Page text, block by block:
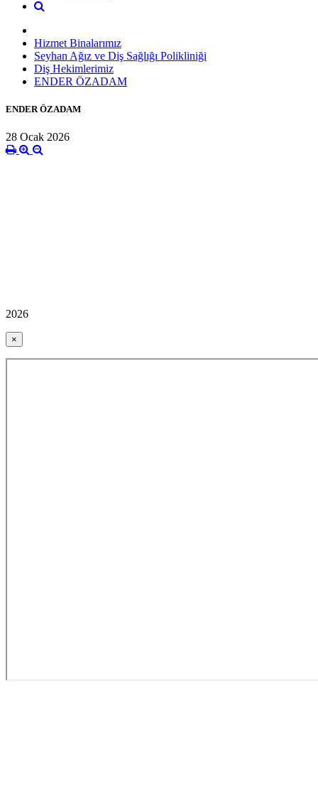
Hizmet Binalarımız
Seyhan Ağız ve Diş Sağlığı Polikliniği
Diş Hekimlerimiz
ENDER ÖZADAM
ENDER ÖZADAM
28 Ocak 2026
2026
×